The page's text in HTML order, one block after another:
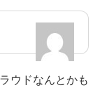
ウドなんとかも